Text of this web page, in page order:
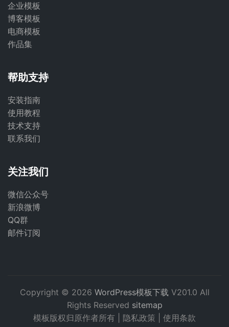
企业模板
博客模板
电商模板
作品集
帮助支持
安装指南
使用教程
技术支持
联系我们
关注我们
微信公众号
新浪微博
QQ群
邮件订阅
Copyright © 2026 WordPress模板下载 V201.0 All
Rights Reserved sitemap
模板版权归原作者所有 | 隐私政策 使用条款